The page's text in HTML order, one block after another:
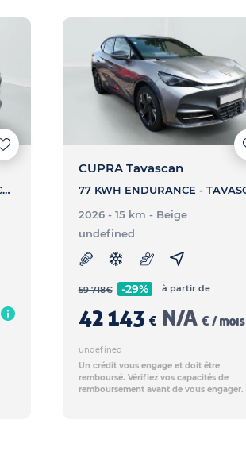
77 KWH ENDURANCE - TAVASCAN 77 KWH ENDURANCE
CUPRA Tavascan
2026 - 15 km - Beige
undefined
59 718€ -29%
42 143 €
à partir de
N/A € / mois
undefined
Un crédit vous engage et doit être
remboursé. Vérifiez vos capacités de
remboursement avant de vous engager.